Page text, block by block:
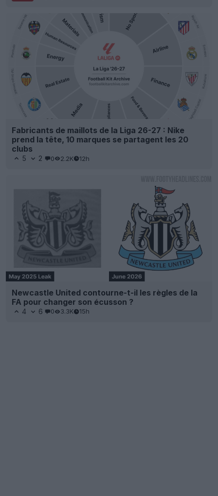
Fabricants de maillots de la Liga 26-27 : Nike
prend la tête, 10 marques se partagent les 20
clubs
5 2 0 2.2K 12h
Newcastle United contourne-t-il les règles de la
FA pour changer son écusson ?
4 6 0 3.3K 15h